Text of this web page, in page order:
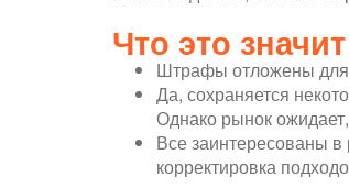
Что это
Штрафы отложены для
Да, сохраняется
Однако рынок
Все заинтересованы
корректировка